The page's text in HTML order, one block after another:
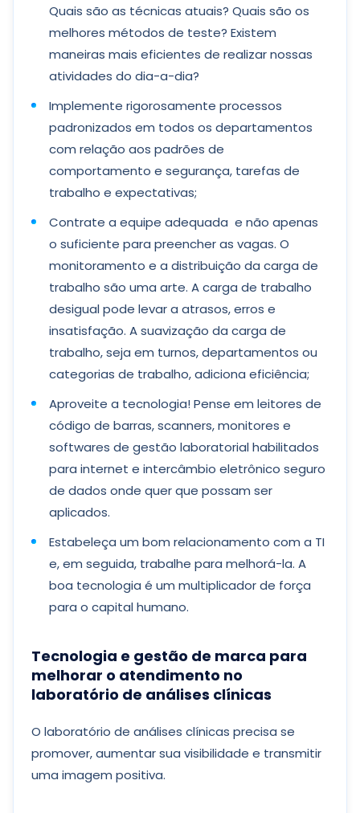
Quais são as técnicas atuais? Quais são os
melhores métodos de teste? Existem
maneiras mais eficientes de realizar nossas
atividades do dia-a-dia?
Implemente rigorosamente processos
padronizados em todos os departamentos
com relação aos padrões de
comportamento e segurança, tarefas de
trabalho e expectativas;
Contrate a equipe adequada e não apenas
o suficiente para preencher as vagas. O
monitoramento e a distribuição da carga de
trabalho são uma arte. A carga de trabalho
desigual pode levar a atrasos, erros e
insatisfação. A suavização da carga de
trabalho, seja em turnos, departamentos ou
categorias de trabalho, adiciona eficiência;
Aproveite a tecnologia! Pense em leitores de
código de barras, scanners, monitores e
softwares de gestão laboratorial habilitados
para internet e intercâmbio eletrônico seguro
de dados onde quer que possam ser
aplicados.
Estabeleça um bom relacionamento com a TI
e, em seguida, trabalhe para melhorá-la. A
boa tecnologia é um multiplicador de força
para o capital humano.
Tecnologia e gestão de marca para
melhorar o atendimento no
laboratório de análises clínicas
O laboratório de análises clínicas precisa se
promover, aumentar sua visibilidade e transmitir
uma imagem positiva.